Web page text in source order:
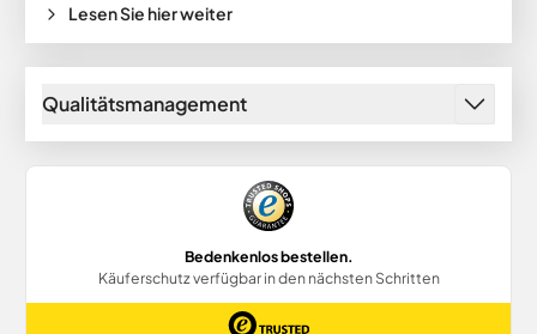
Lesen Sie hier weiter
Qualitätsmanagement